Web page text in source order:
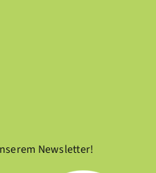
Newsletter!